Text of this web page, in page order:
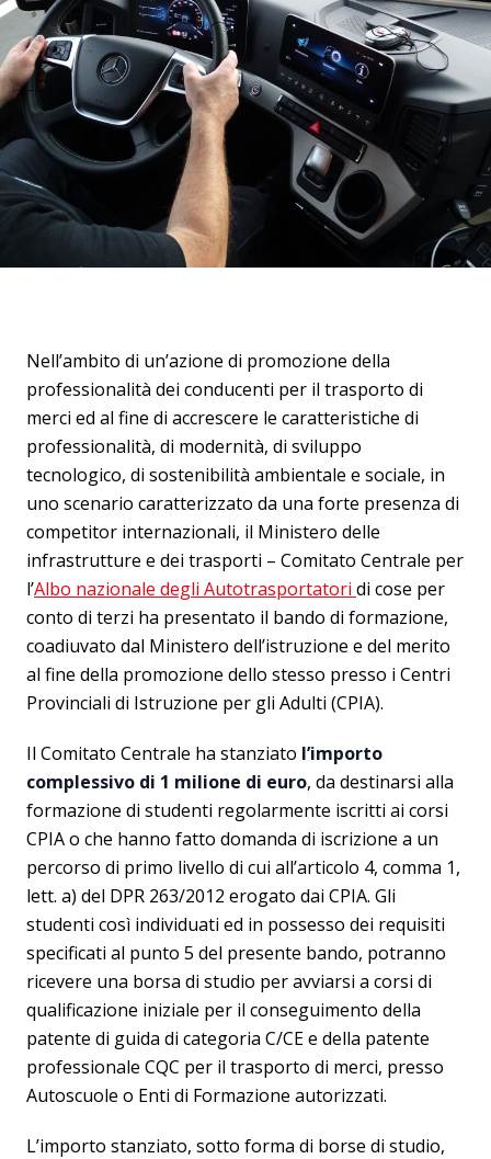
Nell’ambito di un’azione di promozione della
professionalità dei conducenti per il trasporto di
merci ed al fine di accrescere le caratteristiche di
professionalità, di modernità, di sviluppo
tecnologico, di sostenibilità ambientale e sociale, in
uno scenario caratterizzato da una forte presenza di
competitor internazionali, il Ministero delle
infrastrutture e dei trasporti – Comitato Centrale per
l’Albo nazionale degli Autotrasportatori di cose per
conto di terzi ha presentato il bando di formazione,
coadiuvato dal Ministero dell’istruzione e del merito
al fine della promozione dello stesso presso i Centri
Provinciali di Istruzione per gli Adulti (CPIA).
Il Comitato Centrale ha stanziato l’importo
complessivo di 1 milione di euro, da destinarsi alla
formazione di studenti regolarmente iscritti ai corsi
CPIA o che hanno fatto domanda di iscrizione a un
percorso di primo livello di cui all’articolo 4, comma 1,
lett. a) del DPR 263/2012 erogato dai CPIA. Gli
studenti così individuati ed in possesso dei requisiti
specificati al punto 5 del presente bando, potranno
ricevere una borsa di studio per avviarsi a corsi di
qualificazione iniziale per il conseguimento della
patente di guida di categoria C/CE e della patente
professionale CQC per il trasporto di merci, presso
Autoscuole o Enti di Formazione autorizzati.
L’importo stanziato, sotto forma di borse di studio,